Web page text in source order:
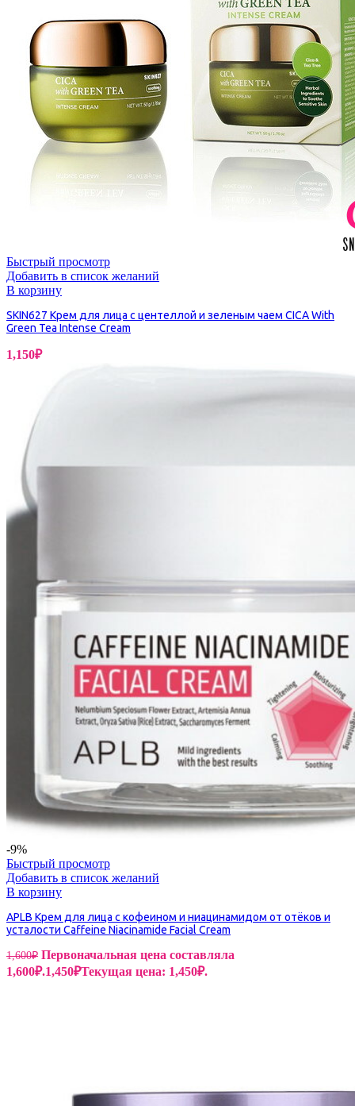
Быстрый просмотр
Добавить в список желаний
В корзину
SKIN627 Крем для лица с центеллой и зеленым чаем CICA With
Green Tea Intense Cream
1,150₽
-9%
Быстрый просмотр
Добавить в список желаний
В корзину
APLB Крем для лица с кофеином и ниацинамидом от отёков и
усталости Caffeine Niacinamide Facial Cream
1,600₽ Первоначальная цена составляла
1,600₽.1,450₽Текущая цена: 1,450₽.